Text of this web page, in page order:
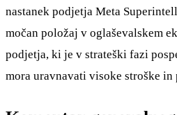
nastanek podjetja Meta
močan položaj v oglaševalskem
podjetja, ki je v strateški fazi
mora uravnavati visoke stroške